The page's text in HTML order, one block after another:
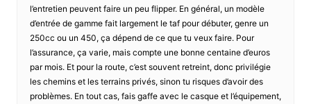
l’entretien peuvent faire un peu flipper. En général, un modèle
d’entrée de gamme fait largement le taf pour débuter, genre un
250cc ou un 450, ça dépend de ce que tu veux faire. Pour
l’assurance, ça varie, mais compte une bonne centaine d’euros
par mois. Et pour la route, c’est souvent retreint, donc privilégie
les chemins et les terrains privés, sinon tu risques d’avoir des
problèmes. En tout cas, fais gaffe avec le casque et l’équipement,